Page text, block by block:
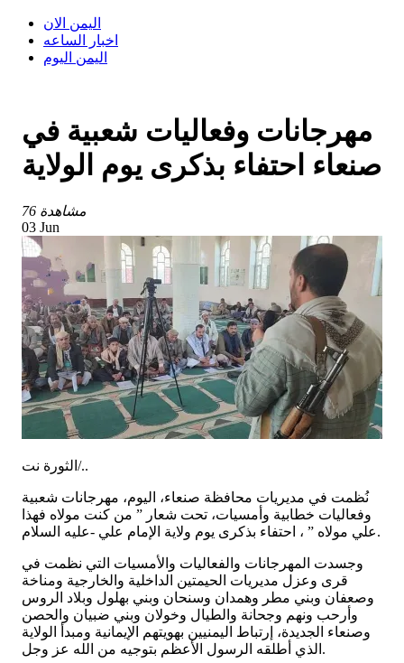
اليمن الان
اخبار الساعه
اليمن اليوم
مهرجانات وفعاليات شعبية في
صنعاء احتفاء بذكرى يوم الولاية
76 مشاهدة
03 Jun
الثورة نت/..
نُظمت في مديريات محافظة صنعاء، اليوم، مهرجانات شعبية
وفعاليات خطابية وأمسيات، تحت شعار ” من كنت مولاه فهذا
علي مولاه ” ، احتفاء بذكرى يوم ولاية الإمام علي -عليه السلام.
وجسدت المهرجانات والفعاليات والأمسيات التي نظمت في
قرى وعزل مديريات الحيمتين الداخلية والخارجية ومناخة
وصعفان وبني مطر وهمدان وسنحان وبني بهلول وبلاد الروس
وأرحب ونهم وجحانة والطيال وخولان وبني ضبيان والحصن
وصنعاء الجديدة، إرتباط اليمنيين بهويتهم الإيمانية ومبدأ الولاية
الذي أطلقه الرسول الأعظم بتوجيه من الله عز وجل.